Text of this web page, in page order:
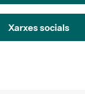
Xarxes socials